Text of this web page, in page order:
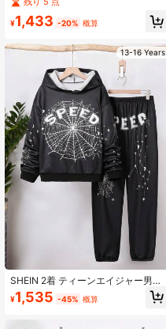
ツ 10代の男の子用 春秋
¥1,433 -20% 概算
13-16 Years
SHEIN 2着 ティーンエイジャー男子
カジュアル トレンディ快適なロング
スリーブパーカーとパンツセット
¥1,535 -45% 概算